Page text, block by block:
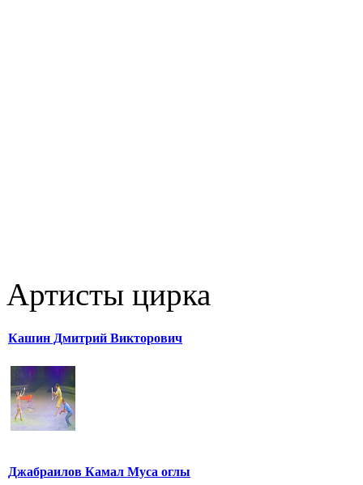
Артисты цирка
Кашин Дмитрий Викторович
Джабраилов Камал Муса оглы